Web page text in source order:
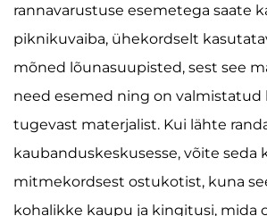
rannavarustuse esemetega saate
piknikuvaiba, ühekordselt
mõned lõunasuupisted, sest see
need esemed ning on valmistatud
tugevast materjalist. Kui lähte
kaubanduskeskusesse, võite seda
mitmekordsest ostukotist, kuna
kohalikke kaupu ja kingitusi, mida